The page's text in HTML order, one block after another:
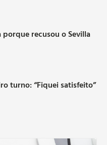
recusou o Sevilla
turno: “Fiquei satisfeito”